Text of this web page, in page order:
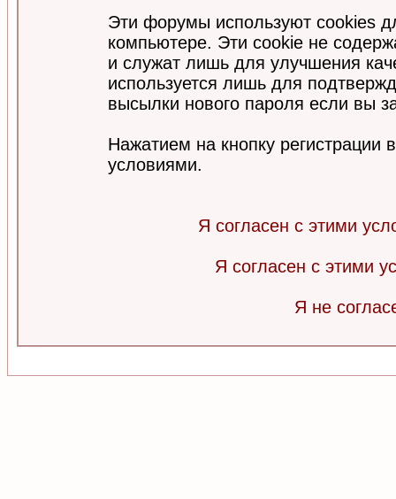
Эти форумы используют cookies
компьютере. Эти cookie не
и служат лишь для улучшения
используется лишь для
высылки нового пароля если вы
Нажатием на кнопку регистрации
условиями.
Я согласен с этими
Я согласен с этими
Я не